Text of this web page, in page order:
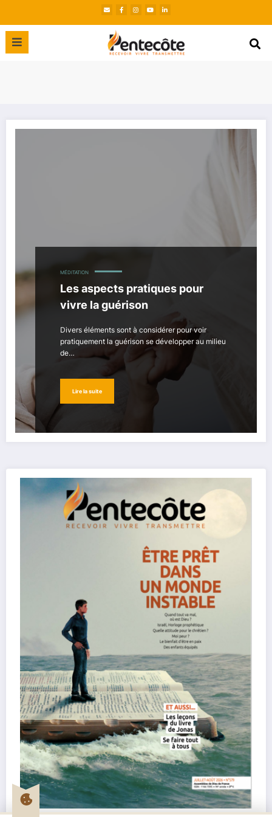
MÉDITATION
Les aspects pratiques pour
vivre la guérison
Divers éléments sont à considérer pour voir
pratiquement la guérison se développer au milieu
de…
Lire la suite